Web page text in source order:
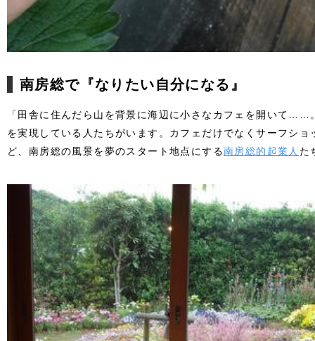
南房総で『なりたい自分になる』
「田舎に住んだら山を背景に海辺に小さなカフェを開いて……
を実現している人たちがいます。カフェだけでなくサーフシ
ど、南房総の風景を夢のスタート地点にする南房総的起業人 た